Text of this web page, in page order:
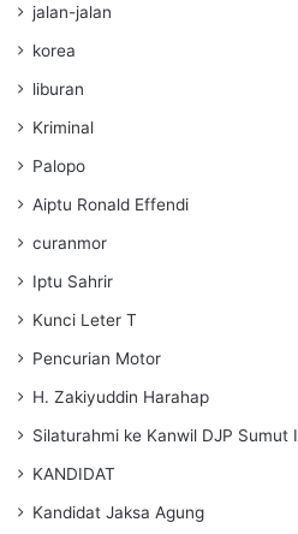
jalan-jalan
korea
liburan
Kriminal
Palopo
Aiptu Ronald Effendi
curanmor
Iptu Sahrir
Kunci Leter T
Pencurian Motor
H. Zakiyuddin Harahap
Silaturahmi ke Kanwil DJP Sumut I
KANDIDAT
Kandidat Jaksa Agung